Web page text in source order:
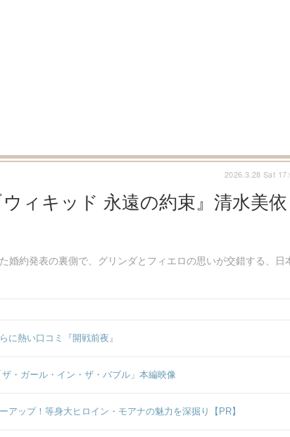
ィキッド 永遠の約束』清水美依
婚約発表の裏側で、グリンダとフィエロの思いが交錯する、日
2026.3.28 Sat
に熱い口コミ『開戦前夜』
・ガール・イン・ザ・バブル」本編映像
アップ！等身大ヒロイン・モアナの魅力を深掘り【PR】